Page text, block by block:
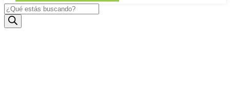
Búsqueda
de
productos